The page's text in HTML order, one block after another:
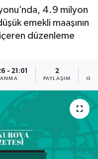
4.9 milyon
emekli maaşının
düzenleme
- 21:01 2
PAYLAŞIM